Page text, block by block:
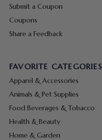
Submit a Coupon
Coupons
Share a Feedback
FAVORITE CATEGORIES
Apparel & Accessories
Animals & Pet Supplies
Food Beverages & Tobacco
Health & Beauty
Home & Garden